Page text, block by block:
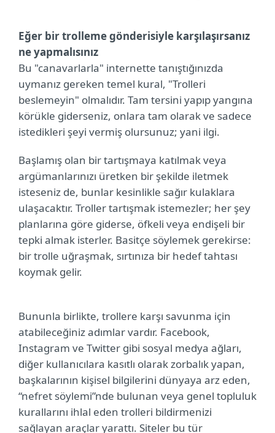
Eğer bir trolleme gönderisiyle karşılaşırsanız
ne yapmalısınız
Bu "canavarlarla" internette tanıştığınızda
uymanız gereken temel kural, "Trolleri
beslemeyin" olmalıdır. Tam tersini yapıp yangına
körükle giderseniz, onlara tam olarak ve sadece
istedikleri şeyi vermiş olursunuz; yani ilgi.
Başlamış olan bir tartışmaya katılmak veya
argümanlarınızı üretken bir şekilde iletmek
isteseniz de, bunlar kesinlikle sağır kulaklara
ulaşacaktır. Troller tartışmak istemezler; her şey
planlarına göre giderse, öfkeli veya endişeli bir
tepki almak isterler. Basitçe söylemek gerekirse:
bir trolle uğraşmak, sırtınıza bir hedef tahtası
koymak gelir.
Bununla birlikte, trollere karşı savunma için
atabileceğiniz adımlar vardır. Facebook,
Instagram ve Twitter gibi sosyal medya ağları,
diğer kullanıcılara kasıtlı olarak zorbalık yapan,
başkalarının kişisel bilgilerini dünyaya arz eden,
“nefret söylemi”nde bulunan veya genel topluluk
kurallarını ihlal eden trolleri bildirmenizi
sağlayan araçlar yarattı. Siteler bu tür